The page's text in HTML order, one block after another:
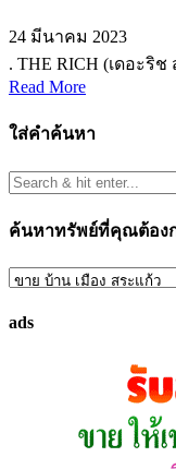
24 มีนาคม 2023
. THE RICH (เดอะริช
Read More
ใส่คำค้นหา
ค้นหาทรัพย์ที่คุณต้อง
ค้นหา
ที่
ads